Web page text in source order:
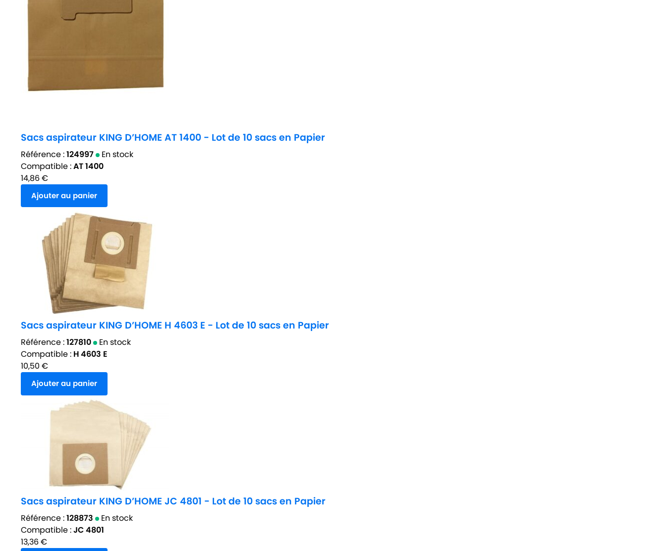
Sacs aspirateur KING D’HOME AT 1400 - Lot de 10 sacs en Papier
Référence :124997 En stock
Compatible :AT 1400
14,86€
Ajouter au panier
Sacs aspirateur KING D’HOME H 4603 E - Lot de 10 sacs en Papier
Référence :127810 En stock
Compatible : H 4603 E
10,50 €
Ajouter au panier
Sacs aspirateur KING D’HOME JC 4801 - Lot de 10 sacs en Papier
Référence :128873 En stock
Compatible :JC 4801
13,36€